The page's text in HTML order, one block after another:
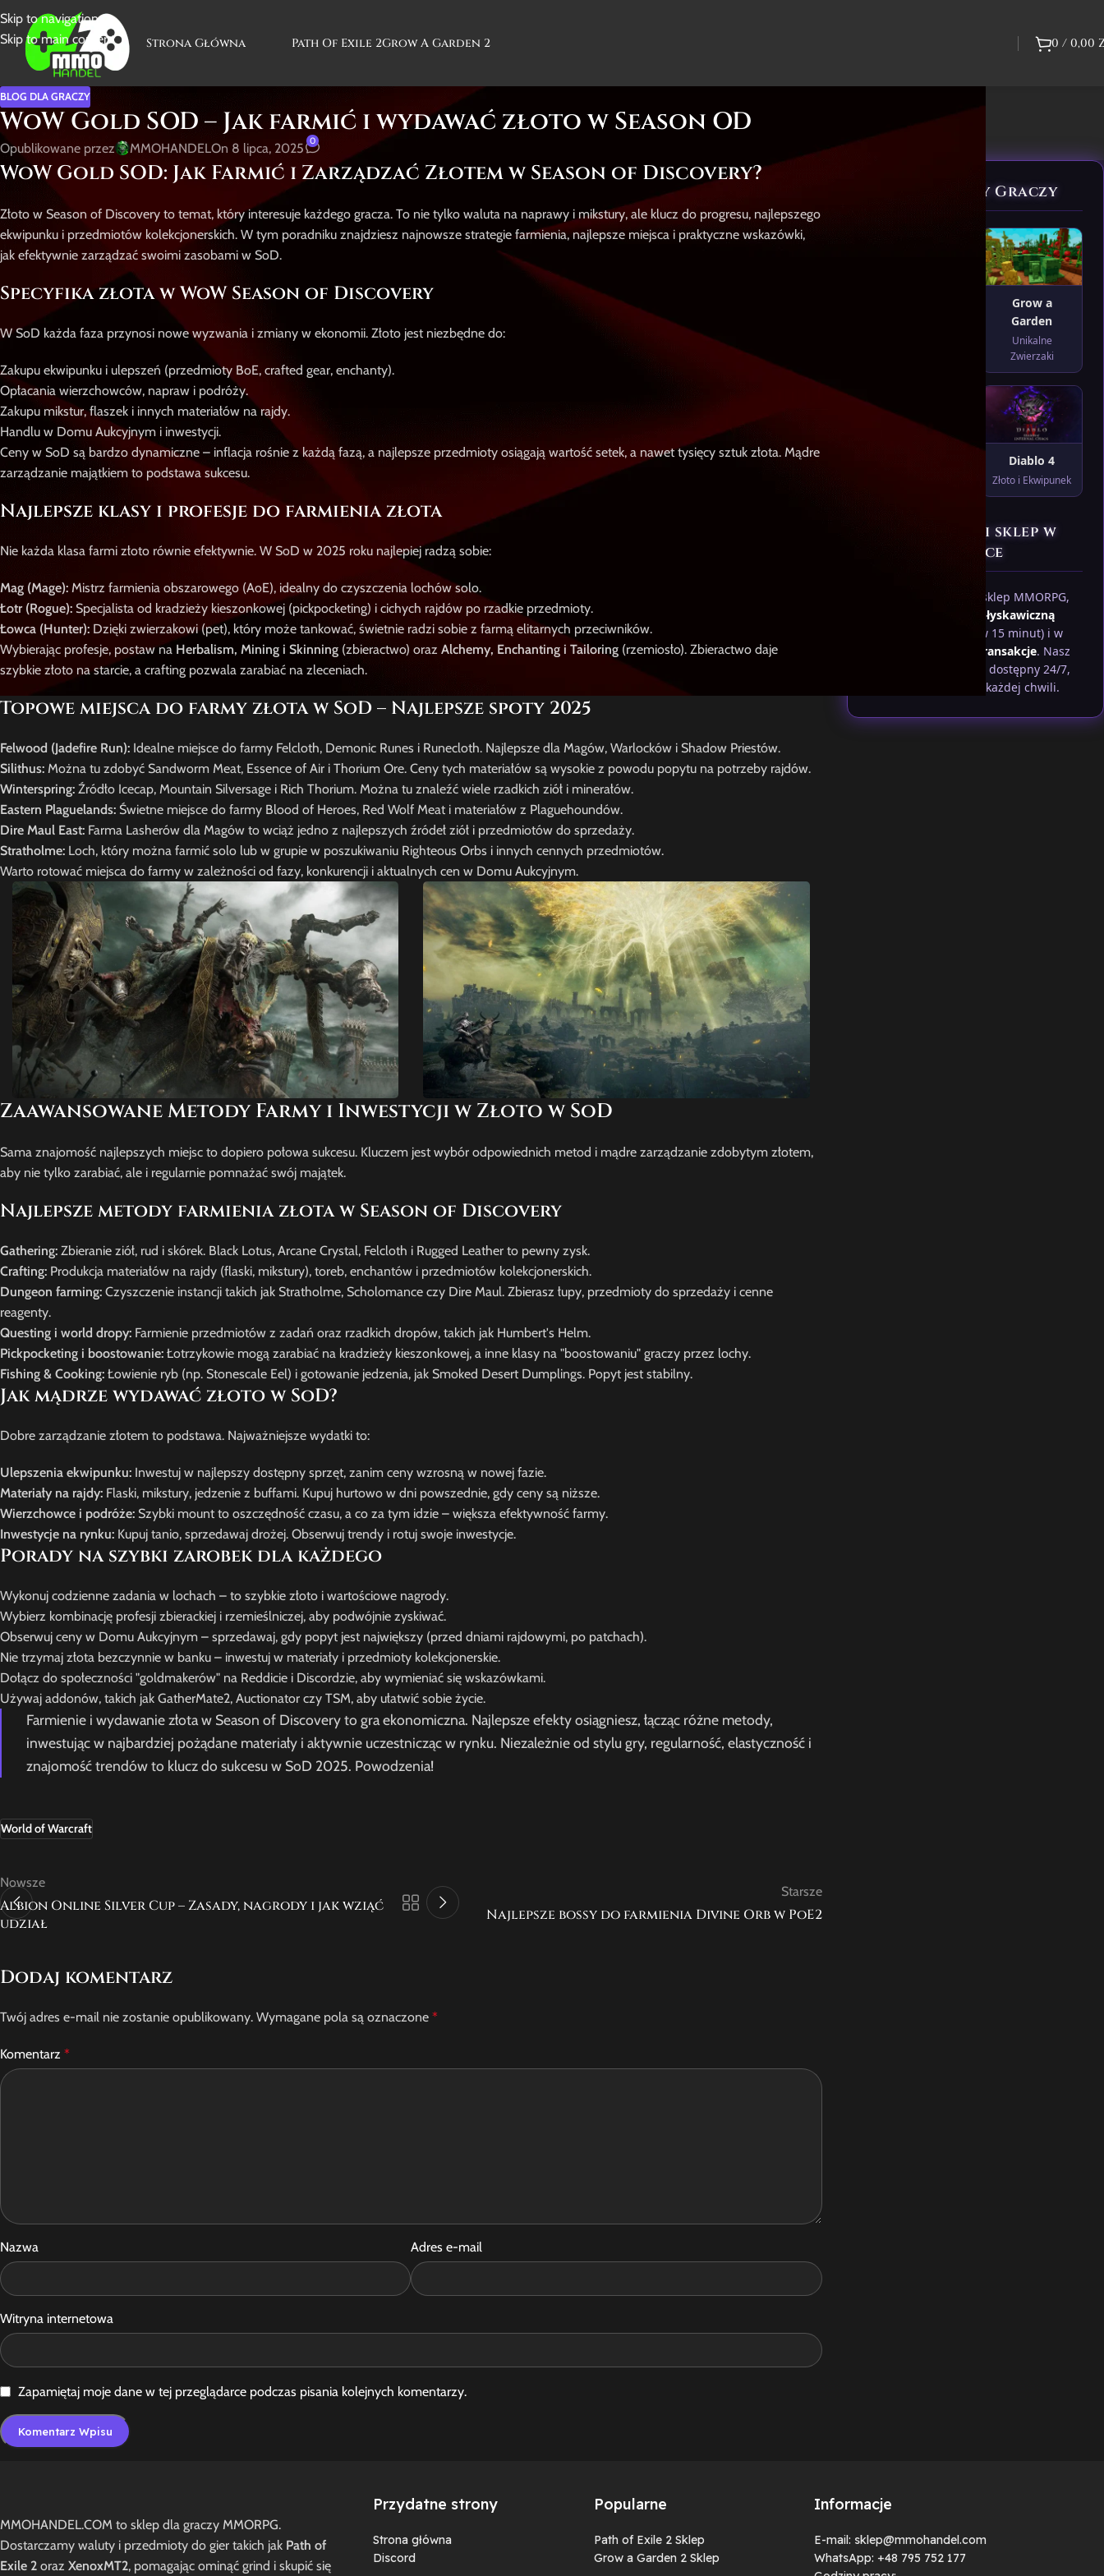
Skip to navigation
Skip to main content
Strona Główna Path Of Exile 2Grow A Garden 2 0 / 0,00
BLOG DLA GRACZY
WoW Gold SOD – Jak farmić i wydawać złoto w Season OD
Opublikowane przez MMOHANDELOn 8 lipca, 2025 0
WoW Gold SOD: Jak Farmić i Zarządzać Złotem w Season of Discovery?
Złoto w Season of Discovery to temat, który interesuje każdego gracza. To nie tylko waluta na naprawy i mikstury, ale klucz do progresu, najlepszego
ekwipunku i przedmiotów kolekcjonerskich. W tym poradniku znajdziesz najnowsze strategie farmienia, najlepsze miejsca i praktyczne wskazówki,
jak efektywnie zarządzać swoimi zasobami w SoD.
Specyfika złota w WoW Season of Discovery
W SoD każda faza przynosi nowe wyzwania i zmiany w ekonomii. Złoto jest niezbędne do:
Zakupu ekwipunku i ulepszeń (przedmioty BoE, crafted gear, enchanty).
Opłacania wierzchowców, napraw i podróży.
Zakupu mikstur, flaszek i innych materiałów na rajdy.
Handlu w Domu Aukcyjnym i inwestycji.
Ceny w SoD są bardzo dynamiczne – inflacja rośnie z każdą fazą, a najlepsze przedmioty osiągają wartość setek, a nawet tysięcy sztuk złota. Mądre
zarządzanie majątkiem to podstawa sukcesu.
Najlepsze klasy i profesje do farmienia złota
Nie każda klasa farmi złoto równie efektywnie. W SoD w 2025 roku najlepiej radzą sobie:
Mag (Mage): Mistrz farmienia obszarowego (AoE), idealny do czyszczenia lochów solo.
Łotr (Rogue): Specjalista od kradzieży kieszonkowej (pickpocketing) i cichych rajdów po rzadkie przedmioty.
Łowca (Hunter): Dzięki zwierzakowi (pet), który może tankować, świetnie radzi sobie z farmą elitarnych przeciwników.
Wybierając profesje, postaw na Herbalism, Mining i Skinning (zbieractwo) oraz Alchemy, Enchanting i Tailoring (rzemiosło). Zbieractwo daje
szybkie złoto na starcie, a crafting pozwala zarabiać na zleceniach.
Topowe miejsca do farmy złota w SoD – Najlepsze spoty 2025
Felwood (Jadefire Run): Idealne miejsce do farmy Felcloth, Demonic Runes i Runecloth. Najlepsze dla Magów, Warlocków i Shadow Priestów.
Silithus: Można tu zdobyć Sandworm Meat, Essence of Air i Thorium Ore. Ceny tych materiałów są wysokie z powodu popytu na potrzeby rajdów.
Winterspring: Źródło Icecap, Mountain Silversage i Rich Thorium. Można tu znaleźć wiele rzadkich ziół i minerałów.
Eastern Plaguelands: Świetne miejsce do farmy Blood of Heroes, Red Wolf Meat i materiałów z Plaguehoundów.
Dire Maul East: Farma Lasherów dla Magów to wciąż jedno z najlepszych źródeł ziół i przedmiotów do sprzedaży.
Stratholme: Loch, który można farmić solo lub w grupie w poszukiwaniu Righteous Orbs i innych cennych przedmiotów.
Warto rotować miejsca do farmy w zależności od fazy, konkurencji i aktualnych cen w Domu Aukcyjnym.
Zaawansowane Metody Farmy i Inwestycji w Złoto w SoD
Sama znajomość najlepszych miejsc to dopiero połowa sukcesu. Kluczem jest wybór odpowiednich metod i mądre zarządzanie zdobytym złotem,
aby nie tylko zarabiać, ale i regularnie pomnażać swój majątek.
Najlepsze metody farmienia złota w Season of Discovery
Gathering: Zbieranie ziół, rud i skórek. Black Lotus, Arcane Crystal, Felcloth i Rugged Leather to pewny zysk.
Crafting: Produkcja materiałów na rajdy (flaski, mikstury), toreb, enchantów i przedmiotów kolekcjonerskich.
Dungeon farming: Czyszczenie instancji takich jak Stratholme, Scholomance czy Dire Maul. Zbierasz łupy, przedmioty do sprzedaży i cenne
reagenty.
Questing i world dropy: Farmienie przedmiotów z zadań oraz rzadkich dropów, takich jak Humbert's Helm.
Pickpocketing i boostowanie: Łotrzykowie mogą zarabiać na kradzieży kieszonkowej, a inne klasy na "boostowaniu" graczy przez lochy.
Fishing & Cooking: Łowienie ryb (np. Stonescale Eel) i gotowanie jedzenia, jak Smoked Desert Dumplings. Popyt jest stabilny.
Jak mądrze wydawać złoto w SoD?
Dobre zarządzanie złotem to podstawa. Najważniejsze wydatki to:
Ulepszenia ekwipunku: Inwestuj w najlepszy dostępny sprzęt, zanim ceny wzrosną w nowej fazie.
Materiały na rajdy: Flaski, mikstury, jedzenie z buffami. Kupuj hurtowo w dni powszednie, gdy ceny są niższe.
Wierzchowce i podróże: Szybki mount to oszczędność czasu, a co za tym idzie – większa efektywność farmy.
Inwestycje na rynku: Kupuj tanio, sprzedawaj drożej. Obserwuj trendy i rotuj swoje inwestycje.
Porady na szybki zarobek dla każdego
Wykonuj codzienne zadania w lochach – to szybkie złoto i wartościowe nagrody.
Wybierz kombinację profesji zbierackiej i rzemieślniczej, aby podwójnie zyskiwać.
Obserwuj ceny w Domu Aukcyjnym – sprzedawaj, gdy popyt jest największy (przed dniami rajdowymi, po patchach).
Nie trzymaj złota bezczynnie w banku – inwestuj w materiały i przedmioty kolekcjonerskie.
Dołącz do społeczności "goldmakerów" na Reddicie i Discordzie, aby wymieniać się wskazówkami.
Używaj addonów, takich jak GatherMate2, Auctionator czy TSM, aby ułatwić sobie życie.
Farmienie i wydawanie złota w Season of Discovery to gra ekonomiczna. Najlepsze efekty osiągniesz, łącząc różne metody,
inwestując w najbardziej pożądane materiały i aktywnie uczestnicząc w rynku. Niezależnie od stylu gry, regularność, elastyczność i
znajomość trendów to klucz do sukcesu w SoD 2025. Powodzenia!
World of Warcraft
Nowsze
Albion Online Silver Cup – Zasady, nagrody i jak wziąć
udział
Starsze
Najlepsze bossy do farmienia Divine Orb w PoE2
Dodaj komentarz
Twój adres e-mail nie zostanie opublikowany. Wymagane pola są oznaczone *
Komentarz *
Nazwa Adres e-mail
Witryna internetowa
Zapamiętaj moje dane w tej przeglądarce podczas pisania kolejnych komentarzy.
Bestsellery Graczy
Grow a
Garden
Unikalne
Zwierzaki
Diablo 4
Złoto i Ekwipunek
Jedyny taki sklep w
Polsce
Jako jedyny polski sklep MMORPG,
błyskawiczną
(nawet w 15 minut) i w
bezpieczne transakcje. Nasz
jest dostępny 24/7,
gotowy pomóc w każdej chwili.
MMOHANDEL.COM to sklep dla graczy MMORPG.
Dostarczamy waluty i przedmioty do gier takich jak Path of
Exile 2 oraz XenoxMT2, pomagając ominąć grind i skupić się
Przydatne strony
Strona główna
Discord
Popularne
Path of Exile 2 Sklep
Grow a Garden 2 Sklep
Informacje
E-mail: sklep@mmohandel.com
WhatsApp: +48 795 752 177